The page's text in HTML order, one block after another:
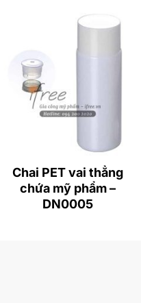
Chai PET vai thẳng
chứa mỹ phẩm –
DN0005